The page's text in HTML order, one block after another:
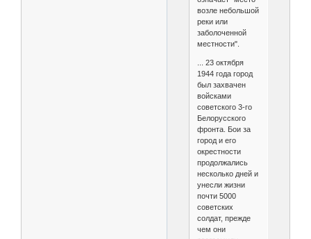
возле небольшой
реки или
заболоченной
местности".
... 23 октября
1944 года город
был захвачен
войсками
советского 3-го
Белорусского
фронта. Бои за
город и его
окрестности
продолжались
несколько дней и
унесли жизни
почти 5000
советских
солдат, прежде
чем они